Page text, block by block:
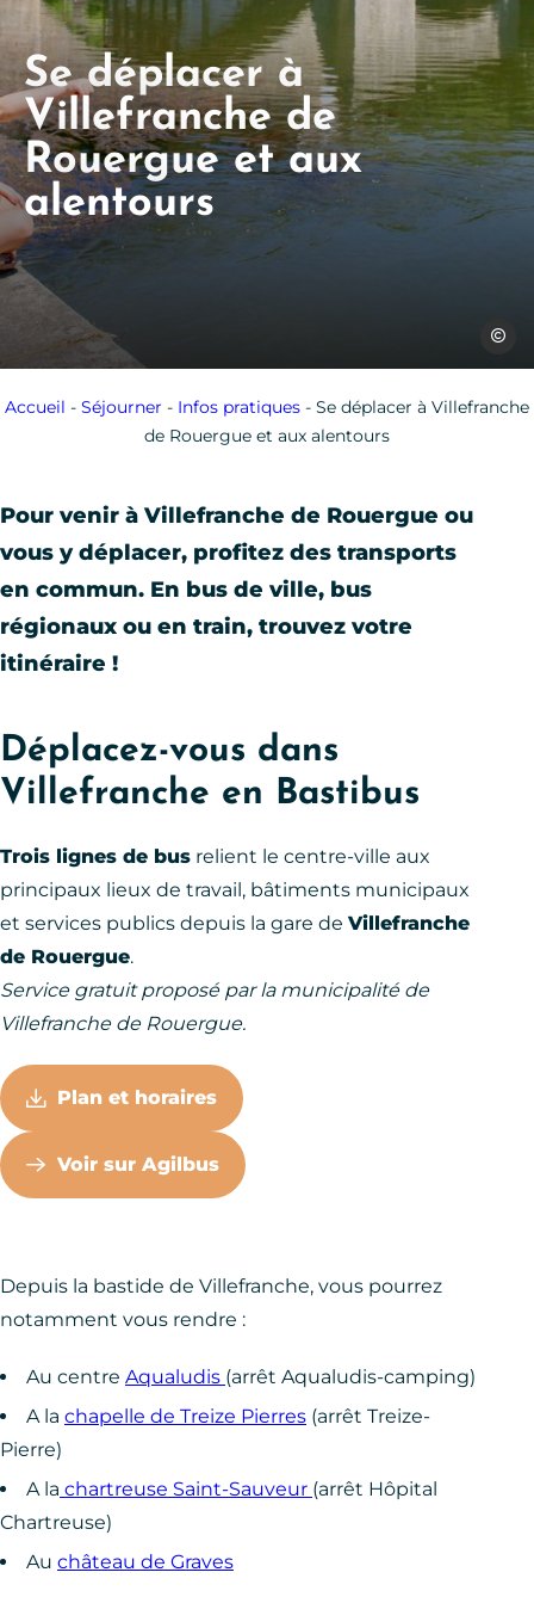
Les
Se déplacer à
Villefranche de
Rouergue et aux
alentours
Accueil - Séjourner - Infos pratiques - Se déplacer à Villefranche
de Rouergue et aux alentours
Pour venir à Villefranche de Rouergue ou
vous y déplacer, profitez des transports
en commun. En bus de ville, bus
régionaux ou en train, trouvez votre
itinéraire !
Déplacez-vous dans
Villefranche en Bastibus
Trois lignes de bus relient le centre-ville aux
principaux lieux de travail, bâtiments municipaux
et services publics depuis la gare de Villefranche
de Rouergue.
Service gratuit proposé par la municipalité de
Villefranche de Rouergue.
Plan et horaires
Voir sur Agilbus
Depuis la bastide de Villefranche, vous pourrez
notamment vous rendre :
Au centre Aqualudis (arrêt Aqualudis-camping)
A la chapelle de Treize Pierres (arrêt Treize-
Pierre)
A la chartreuse Saint-Sauveur (arrêt Hôpital
Chartreuse)
Au château de Graves